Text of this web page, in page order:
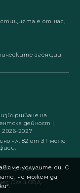
е от нас,
агенции
на
дейност |
2027
чл. 82 от ЗТ може
запазени
Флай ООД.
услугите си. С
че можем да